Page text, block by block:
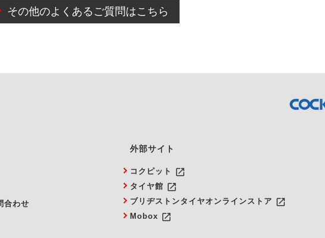
約のキャンセルをご希望の際は、直接ご予約いただいた店舗へご連絡くださ
その他のよくあるご質問はこちら
合わせ
外部サイト
コクピット launch
タイヤ館 launch
ブリヂストンタイヤオンラインストア launch
Mobox launch